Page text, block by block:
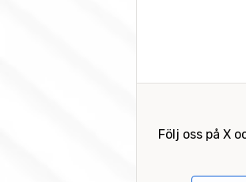
Följ oss på X